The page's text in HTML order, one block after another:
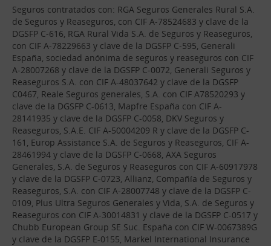
Seguros contratados con: RGA Seguros Generales Rural S.A.
de Seguros y Reaseguros, con CIF A-78524683 y clave de la
DGSFP C-616, RGA Rural Vida S.A. de Seguros y Reaseguros,
con CIF A-78229663 y clave de la DGSFP C-595, Generali
España, sociedad anónima de seguros y reaseguros con CIF
A-28007268 y clave de la DGSFP C-0072, Generali Seguros y
Reaseguros S.A. con CIF A-48037642 y clave de la DGSFP
C0467, Reale Seguros generales, S.A. con CIF A78520293 y
clave de la DGSFP C-0613, Mapfre España con CIF A-
28141935 y clave de la DGSFP C-0058, DKV Seguros y
Reaseguros, S.A.E. CIF A-50004209 R y clave de la DGSFP C-
161, Europ Assistance S.A. de Seguros y Reaseguros, CIF A-
28461994 y clave de la DGSFP C-0668, AXA Seguros
Generales, S.A. de Seguros y Reaseguros con CIF A-60917978
y clave de la DGSFP C-0723, Allianz, Compañía de Seguros y
Reaseguros, S.A. con CIF A-28007748 y clave de la DGSFP C-
0109, Plus Ultra Seguros Generales y Vida, S.A. de Seguros y
Reaseguros con CIF A-30014831 y clave de la DGSFP C-0517 y
Chubb European Group SE Suc. España con CIF W-0067389G
y clave de la DGSFP E-0155, Markel International Insurance